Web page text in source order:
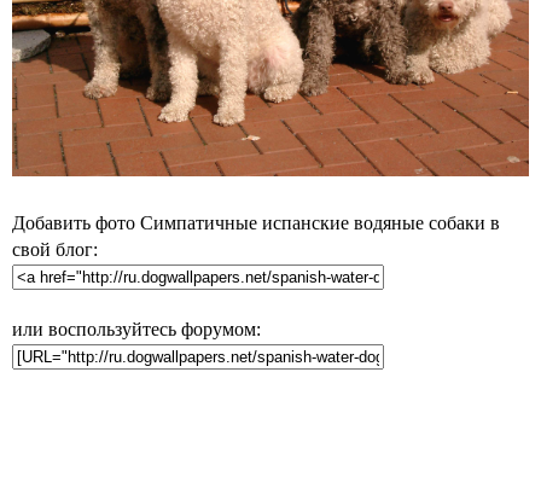
Добавить фото Симпатичные испанские водяные собаки в
свой блог:
или воспользуйтесь форумом: